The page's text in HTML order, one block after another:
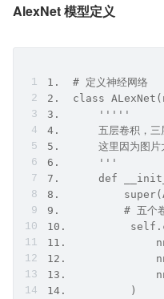
AlexNet 模型定义
1.  # 定义神经网
2.  class
3.      '''''
4.      五层卷积，
5.      这里因为图片大
6.      '''
7.      def
8.
9.          # 五个
10.
11.
12.
13.
14.          )